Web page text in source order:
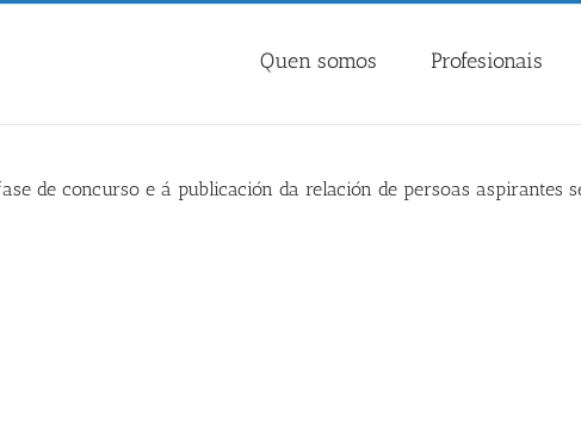
Quen somos Profesionais
de concurso e á publicación da relación de persoas aspirantes